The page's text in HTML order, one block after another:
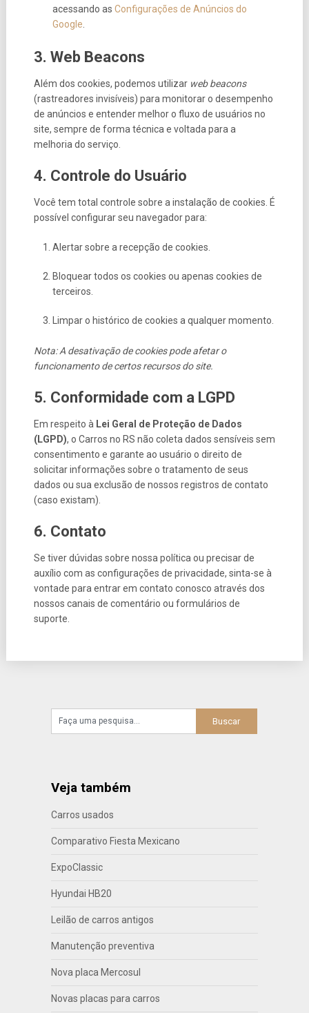
acessando as Configurações de Anúncios do
Google
3. Web Beacons
Além dos cookies, podemos utilizar web beacons
(rastreadores invisíveis) para monitorar o desempenho
de anúncios e entender melhor o fluxo de usuários no
site, sempre de forma técnica e voltada para a
melhoria do serviço.
4. Controle do Usuário
Você tem total controle sobre a instalação de cookies. É
possível configurar seu navegador para:
Alertar sobre a recepção de cookies.
Bloquear todos os cookies ou apenas cookies de
terceiros.
Limpar o histórico de cookies a qualquer momento.
Nota: A desativação de cookies pode afetar o
funcionamento de certos recursos do site.
5. Conformidade com a LGPD
Em respeito à Lei Geral de Proteção de Dados
(LGPD), o Carros no RS não coleta dados sensíveis sem
consentimento e garante ao usuário o direito de
solicitar informações sobre o tratamento de seus
dados ou sua exclusão de nossos registros de contato
(caso existam).
6. Contato
Se tiver dúvidas sobre nossa política ou precisar de
auxílio com as configurações de privacidade, sinta-se à
vontade para entrar em contato conosco através dos
nossos canais de comentário ou formulários de
suporte.
Veja também
Carros usados
Comparativo Fiesta Mexicano
ExpoClassic
Hyundai HB20
Leilão de carros antigos
Manutenção preventiva
Nova placa Mercosul
Novas placas para carros